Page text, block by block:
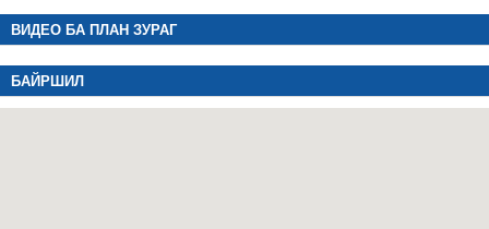
ВИДЕО БА ПЛАН ЗУРАГ
БАЙРШИЛ